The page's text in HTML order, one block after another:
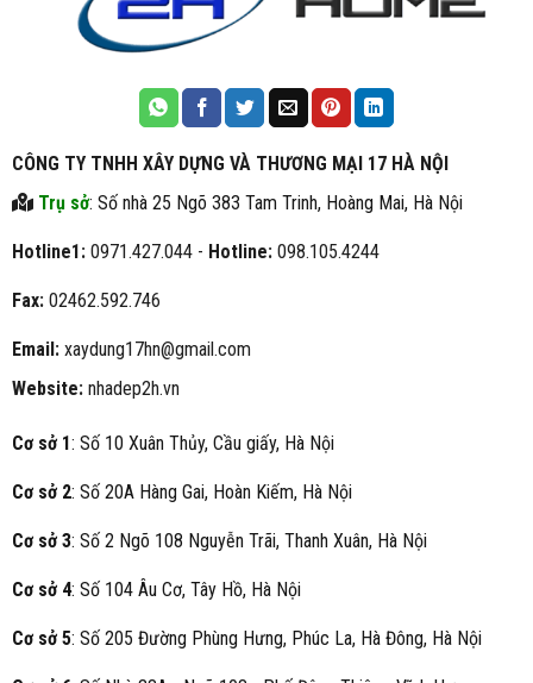
CÔNG TY TNHH XÂY DỰNG VÀ THƯƠNG MẠI 17 HÀ NỘI
Trụ sở: Số nhà 25 Ngõ 383 Tam Trinh, Hoàng Mai, Hà Nội
Hotline1:0971.427.044 - Hotline:098.105.4244
Fax:02462.592.746
Email:xaydung17hn@gmail.com
Website:nhadep2h.vn
Cơ sở 1: Số 10 Xuân Thủy, Cầu giấy, Hà Nội
Cơ sở 2: Số 20A Hàng Gai, Hoàn Kiếm, Hà Nội
Cơ sở 3: Số 2 Ngõ 108 Nguyễn Trãi, Thanh Xuân, Hà Nội
Cơ sở 4: Số 104 Âu Cơ, Tây Hồ, Hà Nội
Cơ sở 5: Số 205 Đường Phùng Hưng, Phúc La, Hà Đông, Hà Nội